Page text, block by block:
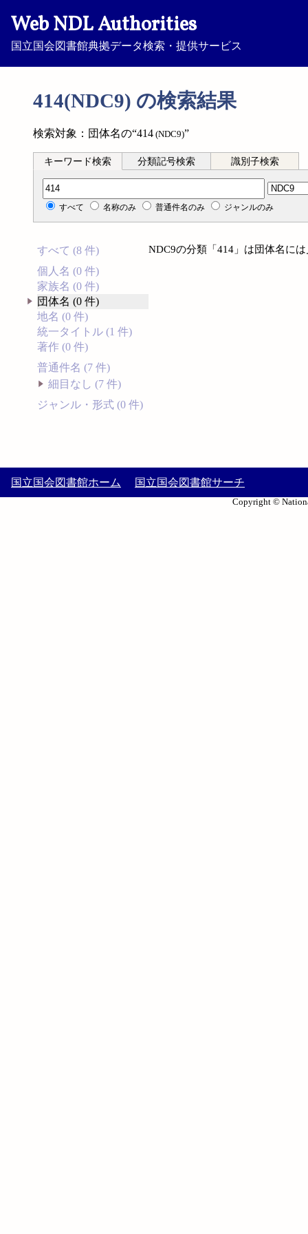
Web NDL Authorities
国立国会図書館典拠データ検索・提供サービス
414(NDC9) の検索結果
検索対象：団体名の“414 (NDC9)”
キーワード検索 分類記号検索 識別子検索
分類記号検索
すべて 名称のみ 普通件名のみ ジャンルのみ
すべて (8 件)
個人名 (0 件)
家族名 (0 件)
団体名 (0 件)
地名 (0 件)
統一タイトル (1 件)
著作 (0 件)
普通件名 (7 件)
細目なし (7 件)
ジャンル・形式 (0 件)
NDC9の分類「414」は団体名に
国立国会図書館ホーム 国立国会図書館サーチ
Copyright ©